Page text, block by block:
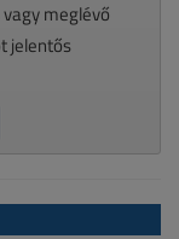
meglévő
jelentős